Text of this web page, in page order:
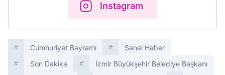
Instagram
Cumhuriyet Bayramı
Sanal Haber
Son Dakika
İzmir Büyükşehir Belediye Başkanı